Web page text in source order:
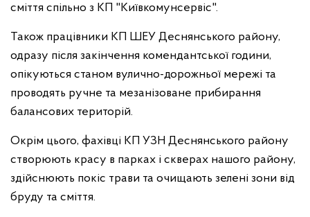
сміття спільно з КП "Київкомунсервіс".
Також працівники КП ШЕУ Деснянського району,
одразу після закінчення комендантської години,
опікуються станом вулично-дорожньої мережі та
проводять ручне та мезанізоване прибирання
балансових територій.
Окрім цього, фахівці КП УЗН Деснянського району
створюють красу в парках і скверах нашого району,
здійснюють покіс трави та очищають зелені зони від
бруду та сміття.